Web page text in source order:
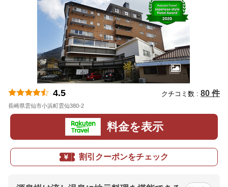
4.5 クチコミ数 : 80 件
長崎県雲仙市小浜町雲仙380-2
料金を表示
割引クーポンをチェック